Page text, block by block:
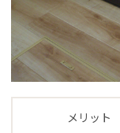
メリット